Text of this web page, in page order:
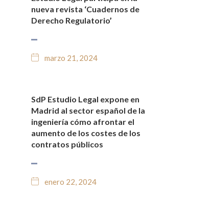
nueva revista ‘Cuadernos de
Derecho Regulatorio’
marzo 21, 2024
NOTICIAS Y BLOG JURÍDICO
SdP Estudio Legal expone en
Madrid al sector español de la
ingeniería cómo afrontar el
aumento de los costes de los
contratos públicos
enero 22, 2024